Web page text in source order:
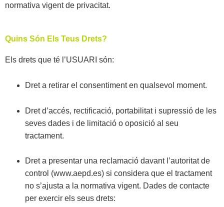
normativa vigent de privacitat.
Quins Són Els Teus Drets?
Els drets que té l’USUARI són:
Dret a retirar el consentiment en qualsevol moment.
Dret d’accés, rectificació, portabilitat i supressió de les
seves dades i de limitació o oposició al seu
tractament.
Dret a presentar una reclamació davant l’autoritat de
control (www.aepd.es) si considera que el tractament
no s’ajusta a la normativa vigent. Dades de contacte
per exercir els seus drets: